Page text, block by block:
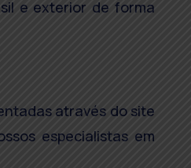
e exterior de forma
através do site
especialistas em